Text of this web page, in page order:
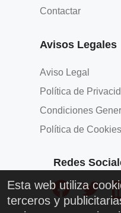
Contactar
Avisos Legales
Aviso Legal
Política de
Condiciones
Política de Cookies
Redes
Esta web utiliza
terceros y